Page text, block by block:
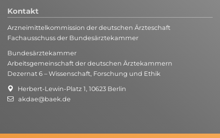
Kontakt
Arzneimittelkommission der deutschen Ärzteschaft
Fachausschuss der Bundesärztekammer
Bundesärztekammer
Arbeitsgemeinschaft der deutschen Ärztekammern
Dezernat 6 – Wissenschaft, Forschung und Ethik
Herbert-Lewin-Platz 1, 10623 Berlin
akdae@baek.de